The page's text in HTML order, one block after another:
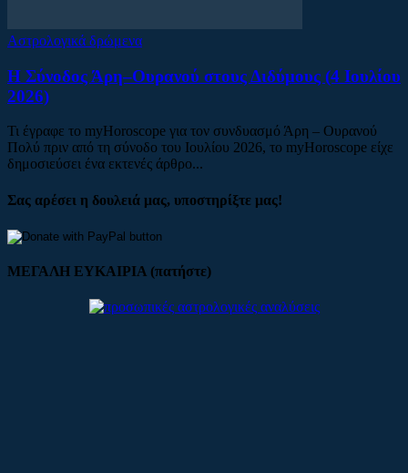
Αστρολογικά δρώμενα
Η Σύνοδος Άρη–Ουρανού στους Διδύμους (4 Ιουλίου
2026)
Τι έγραφε το myHoroscope για τον συνδυασμό Άρη – Ουρανού
Πολύ πριν από τη σύνοδο του Ιουλίου 2026, το myHoroscope είχε
δημοσιεύσει ένα εκτενές άρθρο...
Σας αρέσει η δουλειά μας, υποστηρίξτε μας!
ΜΕΓΑΛΗ ΕΥΚΑΙΡΙΑ (πατήστε)